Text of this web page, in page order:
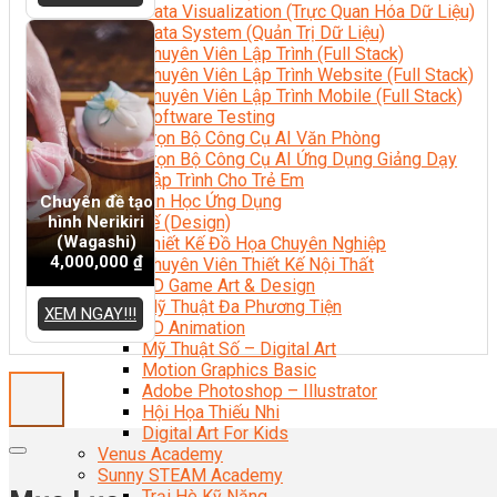
Data Visualization (Trực Quan Hóa Dữ Liệu)
Data System (Quản Trị Dữ Liệu)
Chuyên Viên Lập Trình (Full Stack)
Chuyên Viên Lập Trình Website (Full Stack)
Chuyên Viên Lập Trình Mobile (Full Stack)
Software Testing
Trọn Bộ Công Cụ AI Văn Phòng
Trọn Bộ Công Cụ AI Ứng Dụng Giảng Dạy
Lập Trình Cho Trẻ Em
Tin Học Ứng Dụng
Thiết Kế (Design)
Thiết Kế Đồ Họa Chuyên Nghiệp
Chuyên Viên Thiết Kế Nội Thất
3D Game Art & Design
Mỹ Thuật Đa Phương Tiện
3D Animation
Mỹ Thuật Số – Digital Art
Motion Graphics Basic
Adobe Photoshop – Illustrator
Hội Họa Thiếu Nhi
Digital Art For Kids
Venus Academy
Sunny STEAM Academy
Chuyên đề tạo
hình Nerikiri
(Wagashi)
4,000,000 ₫
XEM NGAY!!!